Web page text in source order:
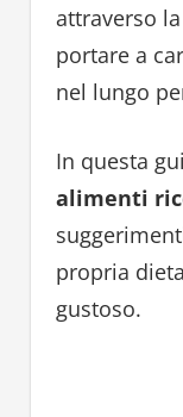
attraverso
portare a
nel lungo
In questa
alimenti
propria
gustoso.